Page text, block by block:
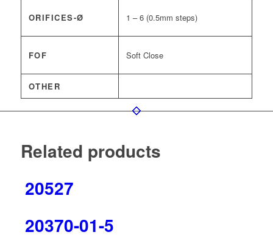
ORIFICES-Ø 1 – 6 (0.5mm steps)
FOF Soft Close
OTHER
Related products
20527
20370-01-5